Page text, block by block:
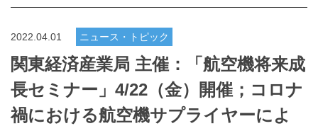
2022.04.01 ニュース・トピック
関東経済産業局 主催：「航空機将来成
長セミナー」4/22（金）開催；コロナ
禍における航空機サプライヤーによ